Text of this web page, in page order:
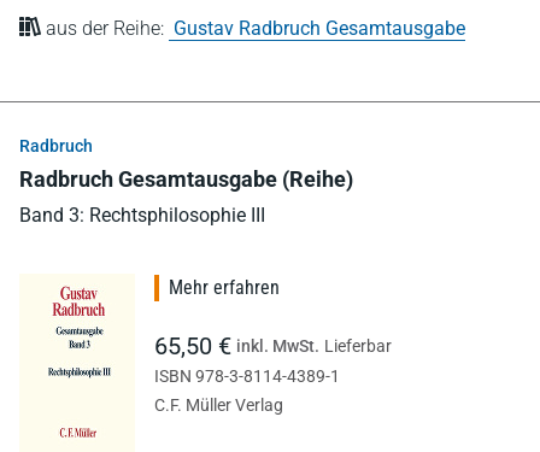
aus der Reihe: Gustav Radbruch Gesamtausgabe
Radbruch
Radbruch Gesamtausgabe (Reihe)
Band 3: Rechtsphilosophie III
Mehr erfahren
65,50 € inkl. MwSt. Lieferbar
ISBN 978-3-8114-4389-1
C.F. Müller Verlag